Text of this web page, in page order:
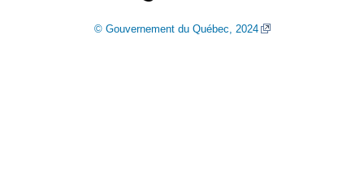
© Gouvernement du Québec, 2024